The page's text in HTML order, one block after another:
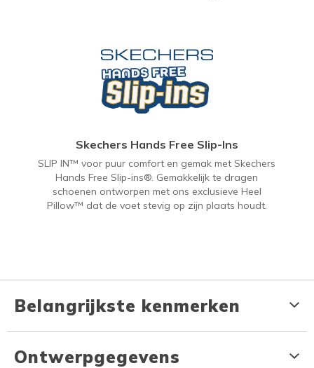
Skechers Hands Free Slip-Ins
SLIP IN™ voor puur comfort en gemak met Skechers
Hands Free Slip-ins®. Gemakkelijk te dragen
schoenen ontworpen met ons exclusieve Heel
Pillow™ dat de voet stevig op zijn plaats houdt.
Belangrijkste kenmerken
Ontwerpgegevens